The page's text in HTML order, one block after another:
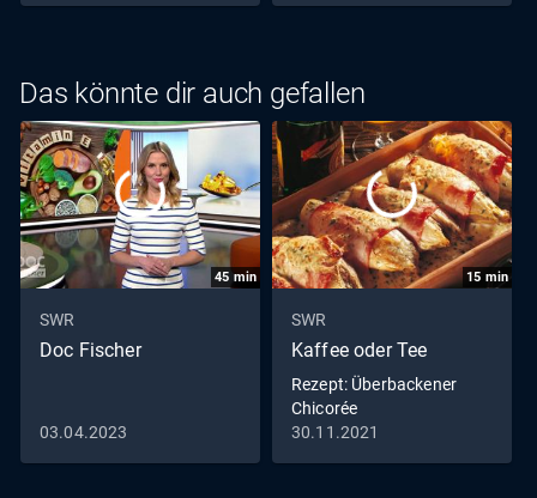
Das könnte dir auch gefallen
45 min
SWR
Doc Fischer
03.04.2023
15 min
SWR
Kaffee oder Tee
Rezept: Überbackener
Chicorée
30.11.2021